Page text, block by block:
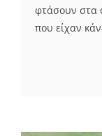
φτάσουν στα
που είχαν